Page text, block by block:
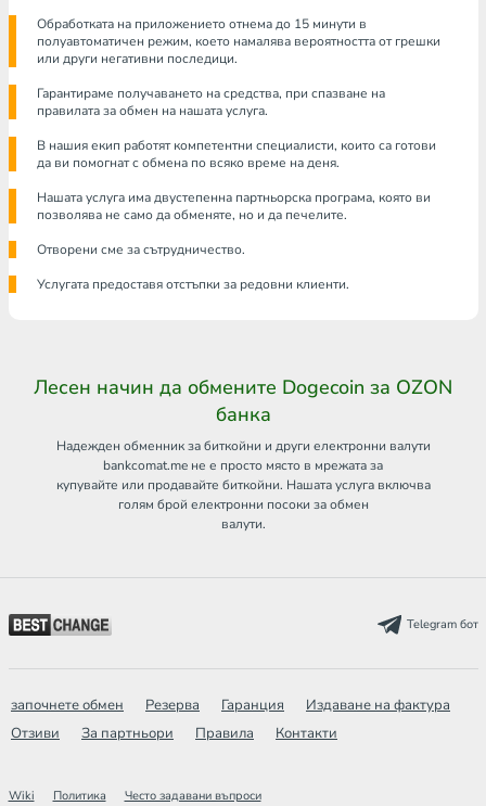
Обработката на приложението отнема до 15 минути в
полуавтоматичен режим, което намалява вероятността от грешки
или други негативни последици.
Гарантираме получаването на средства, при спазване на
правилата за обмен на нашата услуга.
В нашия екип работят компетентни специалисти, които са готови
да ви помогнат с обмена по всяко време на деня.
Нашата услуга има двустепенна партньорска програма, която ви
позволява не само да обменяте, но и да печелите.
Отворени сме за сътрудничество.
Услугата предоставя отстъпки за редовни клиенти.
Лесен начин да обмените Dogecoin за OZON
банка
Надежден обменник за биткойни и други електронни валути
bankcomat.me не е просто място в мрежата за
купувайте или продавайте биткойни. Нашата услуга включва
голям брой електронни посоки за обмен
валути.
Telegram бот
започнете обмен Резерва Гаранция
Издаване на фактура
Отзиви
За партньори Правила Контакти
Wiki Политика Често задавани въпроси